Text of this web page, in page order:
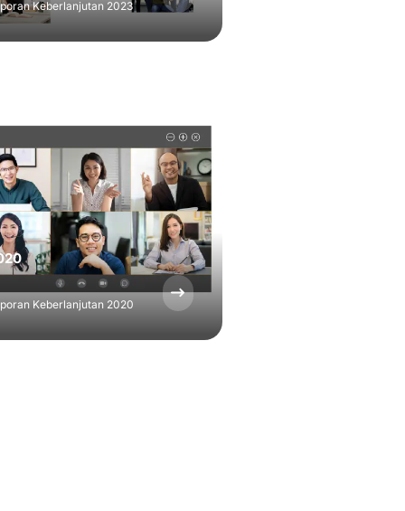
Keberlanjutan 2023
Keberlanjutan 2020